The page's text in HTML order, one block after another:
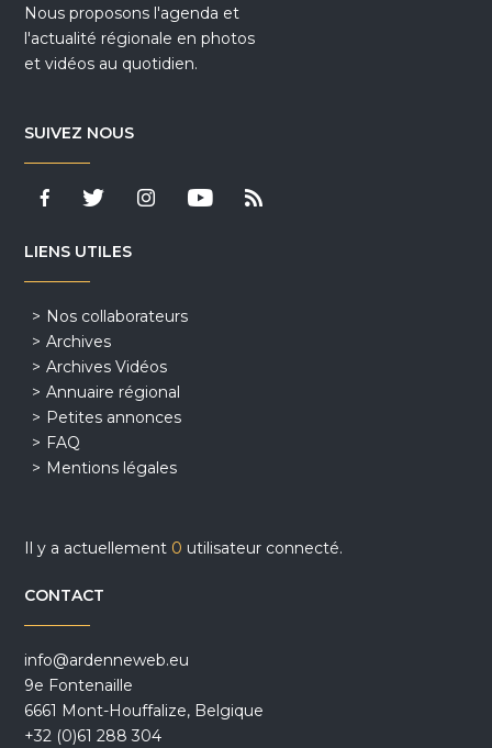
Nous proposons l'agenda et
l'actualité régionale en photos
et vidéos au quotidien.
SUIVEZ NOUS
LIENS UTILES
Nos collaborateurs
Archives
Archives Vidéos
Annuaire régional
Petites annonces
FAQ
Mentions légales
Il y a actuellement 0 utilisateur connecté.
CONTACT
info@ardenneweb.eu
9e Fontenaille
6661 Mont-Houffalize, Belgique
+32 (0)61 288 304